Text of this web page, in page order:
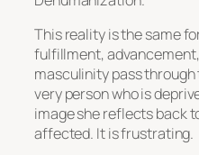
This reality is the same
fulfillment,
masculinity pass
very person who is
image she reflects back
affected. It is frustrating.